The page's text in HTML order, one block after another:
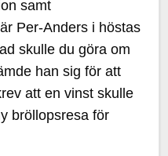
samt
Per-Anders i höstas
skulle du göra om
han sig för att
att en vinst skulle
bröllopsresa för